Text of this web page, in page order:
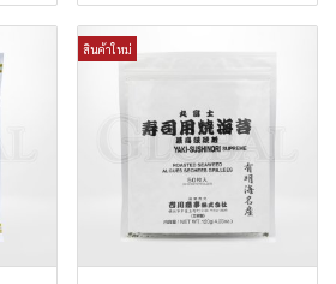
สินค้าใหม่